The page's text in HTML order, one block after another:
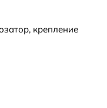
крепление